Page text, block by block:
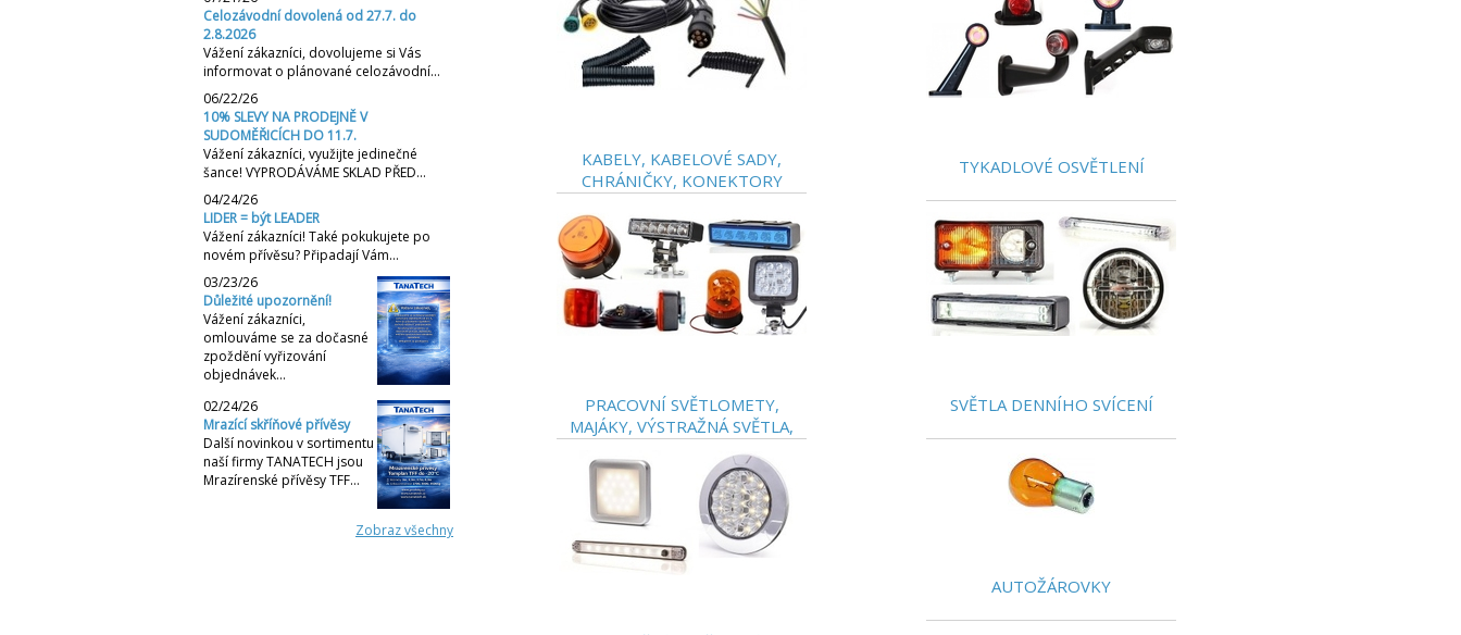
Celozávodní dovolená od 27.7. do
2.8.2026
Vážení zákazníci, dovolujeme si Vás
informovat o plánované celozávodní…
06/22/26
10% SLEVY NA PRODEJNĚ V
SUDOMĚŘICÍCH DO 11.7.
Vážení zákazníci, využijte jedinečné
šance! VYPRODÁVÁME SKLAD PŘED…
04/24/26
LIDER = být LEADER
Vážení zákazníci! Také pokukujete po
novém přívěsu? Připadají Vám…
03/23/26
Důležité upozornění!
Vážení zákazníci,
omlouváme se za dočasné
zpoždění vyřizování
objednávek…
02/24/26
Mrazící skříňové přívěsy
Další novinkou v sortimentu
naší firmy TANATECH jsou
Mrazírenské přívěsy TFF…
Zobraz všechny
KABELY, KABELOVÉ SADY,
CHRÁNIČKY, KONEKTORY
TYKADLOVÉ OSVĚTLENÍ
PRACOVNÍ SVĚTLOMETY,
MAJÁKY, VÝSTRAŽNÁ SVĚTLA,
SVĚTLA DENNÍHO SVÍCENÍ
AUTOŽÁROVKY